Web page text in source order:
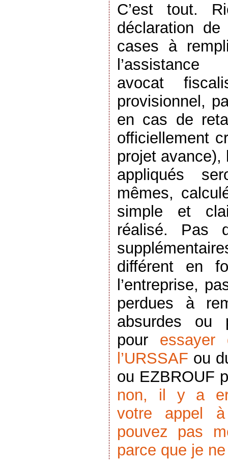
C’est tout.
déclaration
cases à
avocat
provisionnel,
en cas de
officiellement
projet
appliqués
mêmes,
simple et
réalisé. Pas
différent en
l’entreprise,
perdues à
absurdes ou
pour essayer
l’URSSAF ou
ou EZBROUF
non, il y a
votre appel
pouvez pas
parce que je